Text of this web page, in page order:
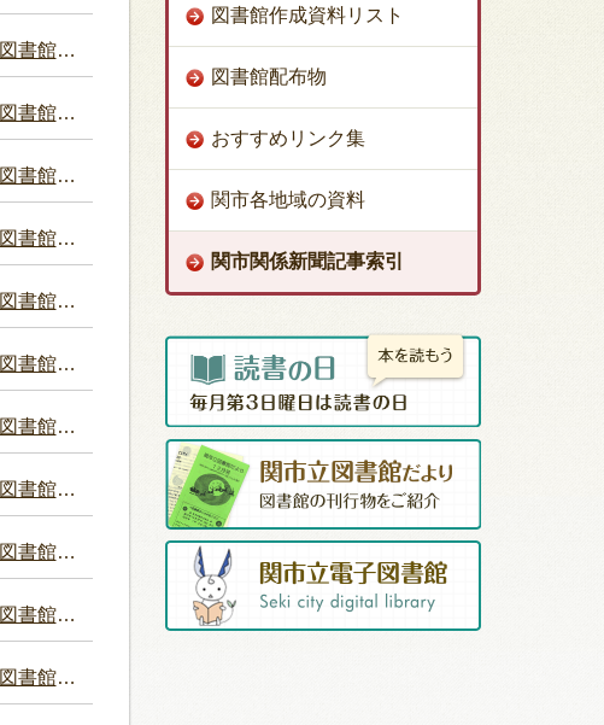
図書館編集者
図書館編集者
図書館編集者
図書館編集者
図書館編集者
図書館編集者
図書館編集者
図書館編集者
図書館編集者
図書館編集者
図書館編集者
図書館作成資料リスト
図書館配布物
おすすめリンク集
関市各地域の資料
関市関係新聞記事索引